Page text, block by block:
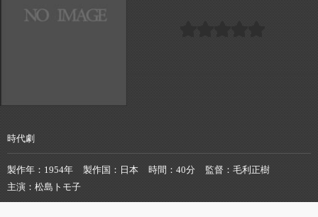
時代劇
製作年 1954年 製作国 日本 時間 40分 監督
毛利正樹
主演
松島トモ子